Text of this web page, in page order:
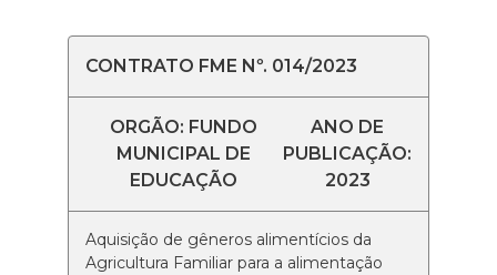
CONTRATO FME Nº. 014/2023
ORGÃO: FUNDO
MUNICIPAL DE
EDUCAÇÃO
ANO DE
PUBLICAÇÃO:
2023
Aquisição de gêneros alimentícios da
Agricultura Familiar para a alimentação